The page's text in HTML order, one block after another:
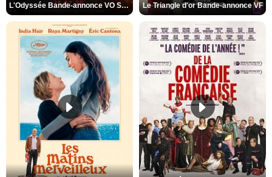
L'Odyssée Bande-annonce VO STFR Le Triangle d'or Bande-annonce VF